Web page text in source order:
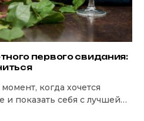
первого свидания:
когда хочется
и показать себя с лучшей